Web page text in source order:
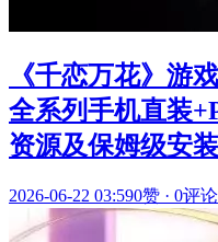
《千恋万花》游
全系列手机直装
资源及保姆级安
2026-06-22 03:590赞 · 0评论